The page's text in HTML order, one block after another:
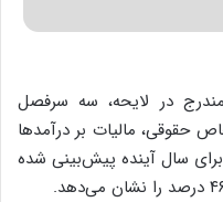
در لایحه، سه سرفصل
حقوقی، مالیات بر درآمدها
ثروت مجموعاً ۱۷۳۳ همت برای سال آینده پیش‌بینی شده